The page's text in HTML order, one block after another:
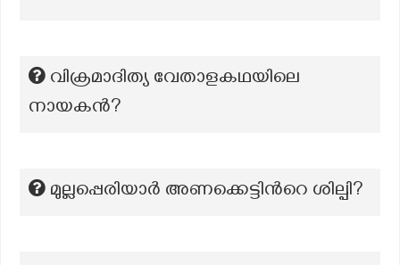
വിക്രമാദിത്യ വേതാളകഥയിലെ
നായകൻ?
മുല്ലപ്പെരിയാർ അണക്കെട്ടിന്‍റെ ശില്പി?